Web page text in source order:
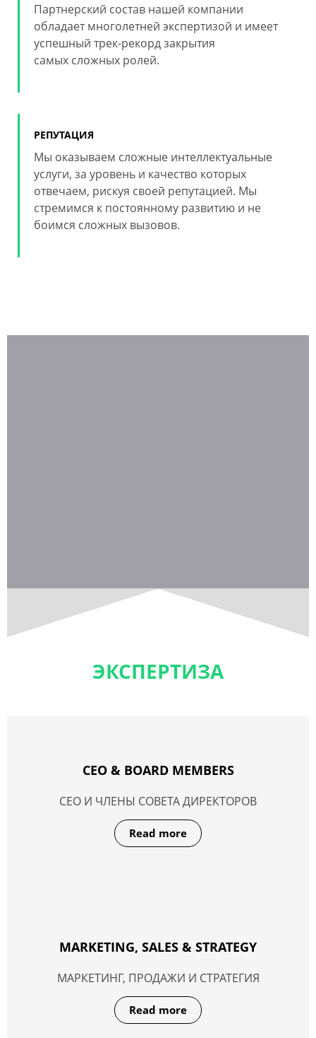
Партнерский состав нашей компании
обладает многолетней экспертизой и имеет
успешный трек-рекорд закрытия
самых сложных ролей.
РЕПУТАЦИЯ
Мы оказываем сложные интеллектуальные
услуги, за уровень и качество которых
отвечаем, рискуя своей репутацией. Мы
стремимся к постоянному развитию и не
боимся сложных вызовов.
ЭКСПЕРТИЗА
CEO & BOARD MEMBERS
CEO И ЧЛЕНЫ СОВЕТА ДИРЕКТОРОВ
Read more
MARKETING, SALES & STRATEGY
МАРКЕТИНГ, ПРОДАЖИ И СТРАТЕГИЯ
Read more